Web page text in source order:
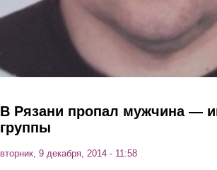
В Рязани пропал мужчина —
группы
вторник, 9 декабря, 2014 - 11:58